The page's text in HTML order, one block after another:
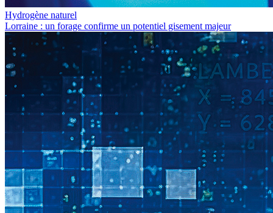
Hydrogène naturel
Lorraine : un forage confirme un potentiel gisement majeur